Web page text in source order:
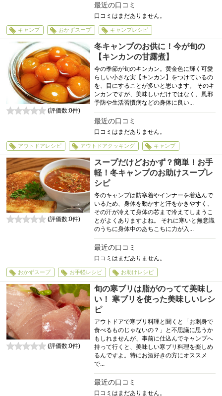
最近の口コミ
口コミはまだありません。
キャンプ おかずスープ キャンプレシピ
冬キャンプのお供に！今が旬の
【キンカンの甘露煮】
今の季節が旬のキンカン。黄金色に輝く可愛
らしい小さな実【キンカン】をつけているの
を、目にすることが多いと思います。 そのキ
ンカンですが、美味しいだけではなく、風邪
予防や生活習慣病などの身体に良い...
最近の口コミ
口コミはまだありません。
(評価数:0件)
アウトドアレシピ アウトドアクッキング キャンプ
スープだけどおかず？簡単！お手
軽！冬キャンプのお助けスープレ
シピ
冬のキャンプは防寒着やインナーを着込んで
いるため、身体を動かすと汗をかきやすく、
その汗が冷えて身体の芯まで冷えてしまうこ
とがよくありますよね。 それに寒いと無意識
のうちに身体中のあちこちに力が入...
最近の口コミ
口コミはまだありません。
(評価数:0件)
おかずスープ お手軽レシピ お助けレシピ
旬の寒ブリは脂がのってて美味し
い！ 寒ブリを使った美味しいレシ
ピ
アウトドアで寒ブリ料理と聞くと「お刺身で
食べるものじゃないの？」と不思議に思うか
もしれませんが、事前に仕込んでキャンプへ
持って行くと、美味しい寒ブリ料理を楽しめ
るんですよ。特にお酒好きの方にオススメ
で...
最近の口コミ
口コミはまだありません。
(評価数:0件)